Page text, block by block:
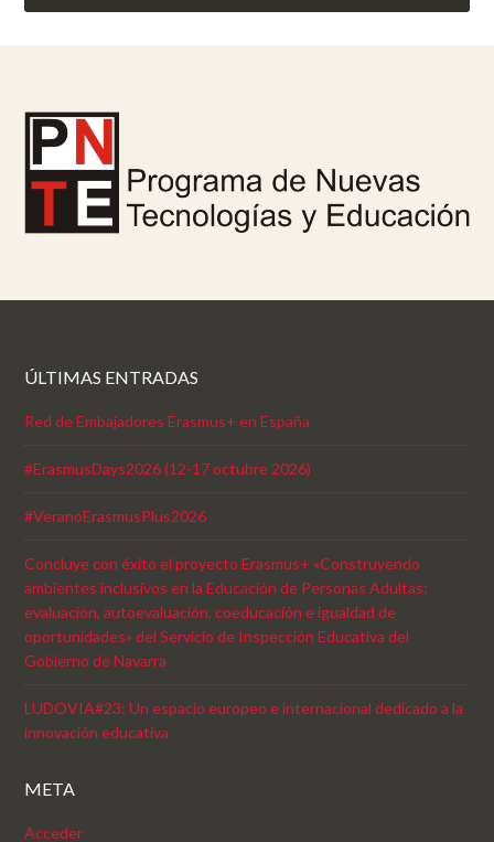
ÚLTIMAS ENTRADAS
Red de Embajadores Erasmus+ en España
#ErasmusDays2026 (12-17 octubre 2026)
#VeranoErasmusPlus2026
Concluye con éxito el proyecto Erasmus+ «Construyendo
ambientes inclusivos en la Educación de Personas Adultas:
evaluación, autoevaluación, coeducación e igualdad de
oportunidades» del Servicio de Inspección Educativa del
Gobierno de Navarra
LUDOVIA#23: Un espacio europeo e internacional dedicado a la
innovación educativa
META
Acceder